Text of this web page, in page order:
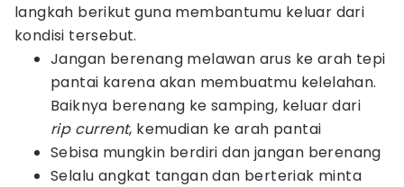
langkah berikut guna membantumu keluar dari
kondisi tersebut.
Jangan berenang melawan arus ke arah tepi
pantai karena akan membuatmu kelelahan.
Baiknya berenang ke samping, keluar dari
rip current, kemudian ke arah pantai
Sebisa mungkin berdiri dan jangan berenang
Selalu angkat tangan dan berteriak minta